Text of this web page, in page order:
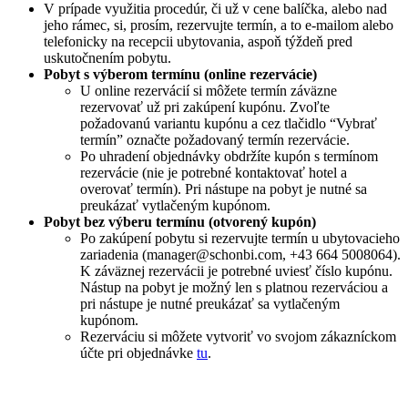
V prípade využitia procedúr, či už v cene balíčka, alebo nad
jeho rámec, si, prosím, rezervujte termín, a to e-mailom alebo
telefonicky na recepcii ubytovania, aspoň týždeň pred
uskutočnením pobytu.
Pobyt s výberom termínu (online rezervácie)
U online rezervácií si môžete termín záväzne
rezervovať už pri zakúpení kupónu. Zvoľte
požadovanú variantu kupónu a cez tlačidlo “Vybrať
termín” označte požadovaný termín rezervácie.
Po uhradení objednávky obdržíte kupón s termínom
rezervácie (nie je potrebné kontaktovať hotel a
overovať termín). Pri nástupe na pobyt je nutné sa
preukázať vytlačeným kupónom.
Pobyt bez výberu termínu (otvorený kupón)
Po zakúpení pobytu si rezervujte termín u ubytovacieho
zariadenia (manager@schonbi.com, +43 664 5008064).
K záväznej rezervácii je potrebné uviesť číslo kupónu.
Nástup na pobyt je možný len s platnou rezerváciou a
pri nástupe je nutné preukázať sa vytlačeným
kupónom.
Rezerváciu si môžete vytvoriť vo svojom zákazníckom
účte pri objednávke tu.